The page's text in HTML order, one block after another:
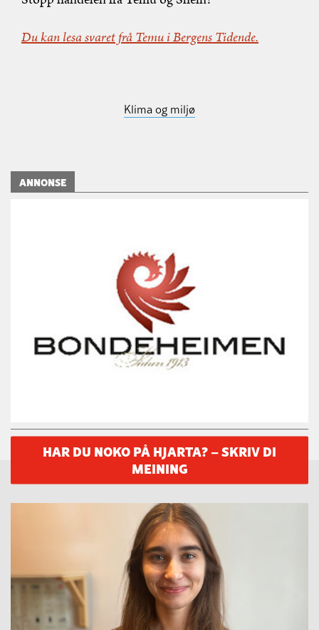
Du kan lesa svaret frå Temu i Bergens Tidende.
Klima og miljø
ANNONSE
HAR DU NOKO PÅ HJARTA? – SKRIV DI
MEINING